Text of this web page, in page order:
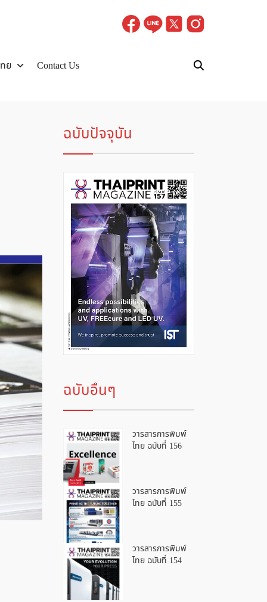
ย
Contact Us
ฉบับปัจจุบัน
ฉบับอื่นๆ
วารสารการพิมพ์
ไทย ฉบับที่ 156
วารสารการพิมพ์
ไทย ฉบับที่ 155
วารสารการพิมพ์
ไทย ฉบับที่ 154